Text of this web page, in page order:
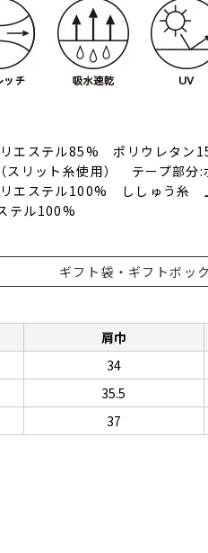
エステル85% ポリウレタン
スリット糸使用） テープ部
リエステル100% ししゅう糸
テル100%
ギフト袋・ギフトボッ
肩巾
34
35.5
37